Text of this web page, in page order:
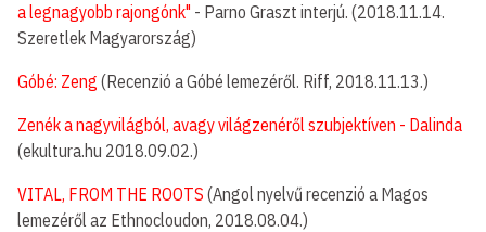
a legnagyobb rajongónk" - Parno Graszt interjú. (2018.11.14.
Szeretlek Magyarország)
Góbé: Zeng (Recenzió a Góbé lemezéről. Riff, 2018.11.13.)
Zenék a nagyvilágból, avagy világzenéről szubjektíven - Dalinda
(ekultura.hu 2018.09.02.)
VITAL, FROM THE ROOTS (Angol nyelvű recenzió a Magos
lemezéről az Ethnocloudon, 2018.08.04.)